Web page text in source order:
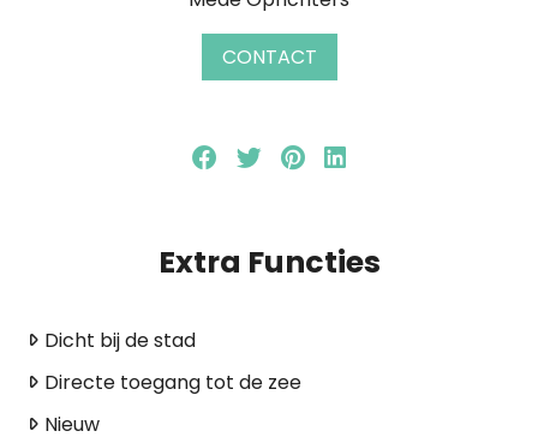
CONTACT
Extra Functies
Dicht bij de stad
Directe toegang tot de zee
Nieuw